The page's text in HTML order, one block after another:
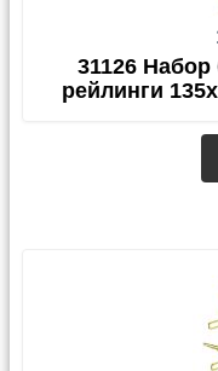
31126 Набор
рейлинги